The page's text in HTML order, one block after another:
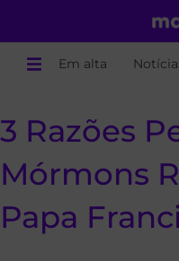
Em alta
3 Razões
Mórmons
Papa